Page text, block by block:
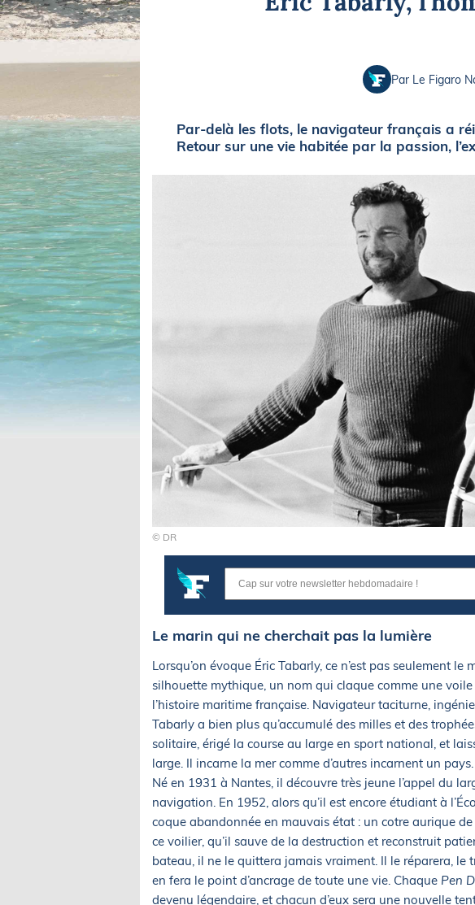
LOISIRS
Plongée
Glisse
Par Le Figaro
Par-delà les flots, le navigateur français a
Retour sur une vie habitée par la passion,
© DR
Le marin qui ne cherchait pas la lumière
Lorsqu’on évoque Éric Tabarly, ce n’est pas seulement le
silhouette mythique, un nom qui claque comme une
l’histoire maritime française. Navigateur taciturne,
Tabarly a bien plus qu’accumulé des milles et des
solitaire, érigé la course au large en sport national, et
large. Il incarne la mer comme d’autres incarnent un pays.
Né en 1931 à Nantes, il découvre très jeune l’appel du
navigation. En 1952, alors qu’il est encore étudiant à
coque abandonnée en mauvais état : un cotre aurique
ce voilier, qu’il sauve de la destruction et reconstruit
bateau, il ne le quittera jamais vraiment. Il le réparera, le
en fera le point d’ancrage de toute une vie. Chaque Pen
devenu légendaire, et chacun d’eux sera une nouvelle